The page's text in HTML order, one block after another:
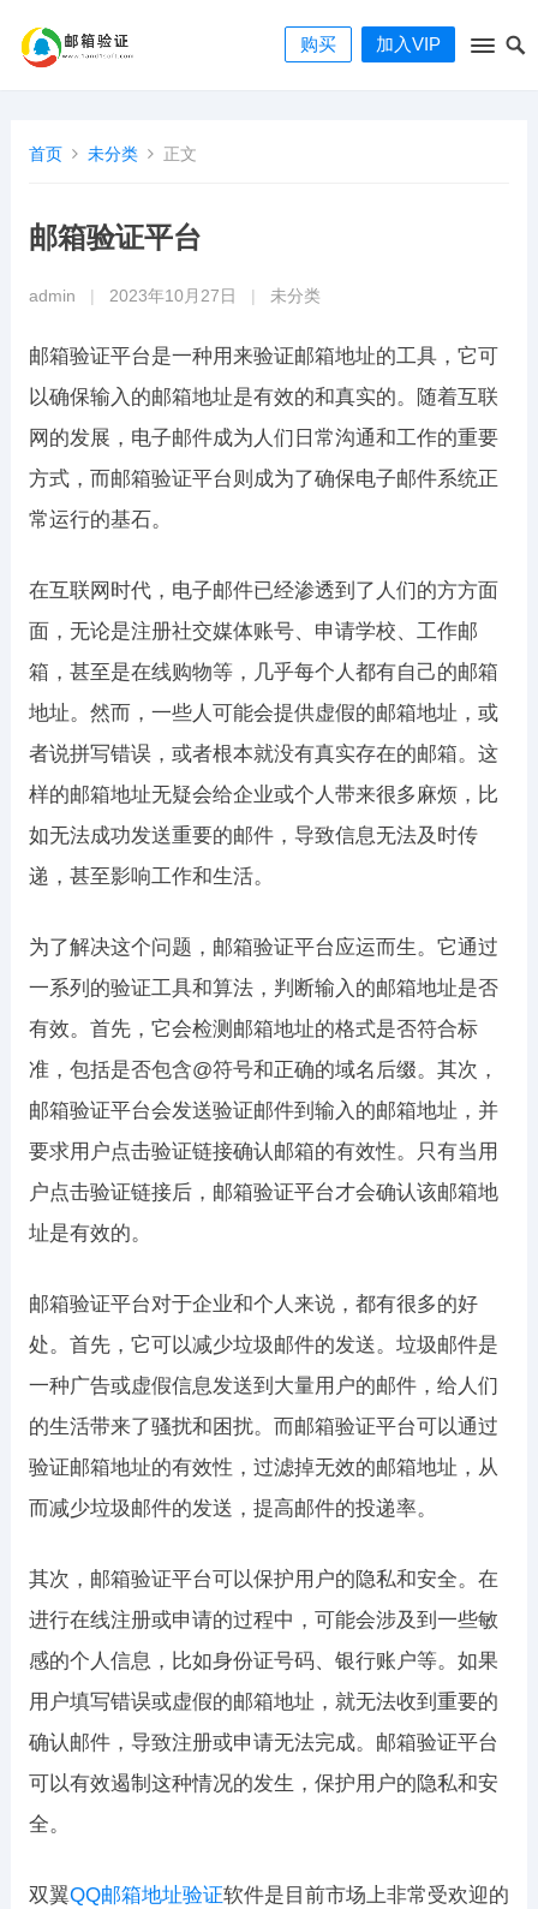
购买 加入VIP
首页 未分类 正文
邮箱验证平台
admin 2023年10月27日 未分类
邮箱验证平台是一种用来验证邮箱地址的工具，它可
以确保输入的邮箱地址是有效的和真实的。随着互联
网的发展，电子邮件成为人们日常沟通和工作的重要
方式，而邮箱验证平台则成为了确保电子邮件系统正
常运行的基石。
在互联网时代，电子邮件已经渗透到了人们的方方面
面，无论是注册社交媒体账号、申请学校、工作邮
箱，甚至是在线购物等，几乎每个人都有自己的邮箱
地址。然而，一些人可能会提供虚假的邮箱地址，或
者说拼写错误，或者根本就没有真实存在的邮箱。这
样的邮箱地址无疑会给企业或个人带来很多麻烦，比
如无法成功发送重要的邮件，导致信息无法及时传
递，甚至影响工作和生活。
为了解决这个问题，邮箱验证平台应运而生。它通过
一系列的验证工具和算法，判断输入的邮箱地址是否
有效。首先，它会检测邮箱地址的格式是否符合标
准，包括是否包含@符号和正确的域名后缀。其次，
邮箱验证平台会发送验证邮件到输入的邮箱地址，并
要求用户点击验证链接确认邮箱的有效性。只有当用
户点击验证链接后，邮箱验证平台才会确认该邮箱地
址是有效的。
邮箱验证平台对于企业和个人来说，都有很多的好
处。首先，它可以减少垃圾邮件的发送。垃圾邮件是
一种广告或虚假信息发送到大量用户的邮件，给人们
的生活带来了骚扰和困扰。而邮箱验证平台可以通过
验证邮箱地址的有效性，过滤掉无效的邮箱地址，从
而减少垃圾邮件的发送，提高邮件的投递率。
其次，邮箱验证平台可以保护用户的隐私和安全。在
进行在线注册或申请的过程中，可能会涉及到一些敏
感的个人信息，比如身份证号码、银行账户等。如果
用户填写错误或虚假的邮箱地址，就无法收到重要的
确认邮件，导致注册或申请无法完成。邮箱验证平台
可以有效遏制这种情况的发生，保护用户的隐私和安
全。
双翼QQ邮箱地址验证软件是目前市场上非常受欢迎的